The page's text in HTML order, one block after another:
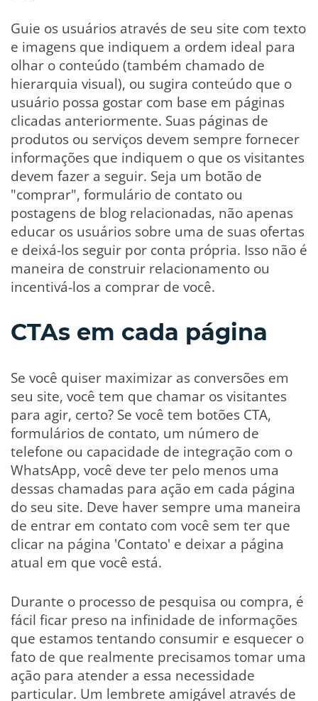
Guie os usuários através de seu site com texto
e imagens que indiquem a ordem ideal para
olhar o conteúdo (também chamado de
hierarquia visual), ou sugira conteúdo que o
usuário possa gostar com base em páginas
clicadas anteriormente. Suas páginas de
produtos ou serviços devem sempre fornecer
informações que indiquem o que os visitantes
devem fazer a seguir. Seja um botão de
"comprar", formulário de contato ou
postagens de blog relacionadas, não apenas
educar os usuários sobre uma de suas ofertas
e deixá-los seguir por conta própria. Isso não é
maneira de construir relacionamento ou
incentivá-los a comprar de você.
CTAs em cada página
Se você quiser maximizar as conversões em
seu site, você tem que chamar os visitantes
para agir, certo? Se você tem botões CTA,
formulários de contato, um número de
telefone ou capacidade de integração com o
WhatsApp, você deve ter pelo menos uma
dessas chamadas para ação em cada página
do seu site. Deve haver sempre uma maneira
de entrar em contato com você sem ter que
clicar na página 'Contato' e deixar a página
atual em que você está.
Durante o processo de pesquisa ou compra, é
fácil ficar preso na infinidade de informações
que estamos tentando consumir e esquecer o
fato de que realmente precisamos tomar uma
ação para atender a essa necessidade
particular. Um lembrete amigável através de